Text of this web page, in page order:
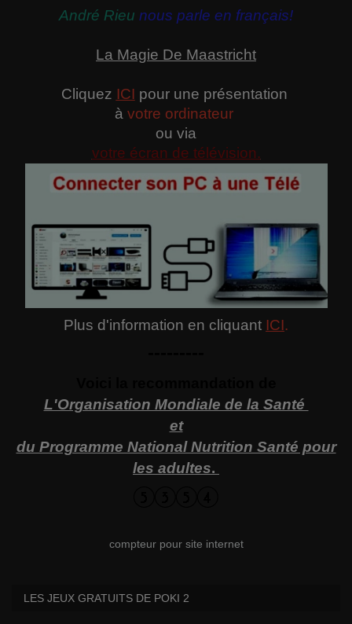
André Rieu nous parle en français!
La Magie De Maastricht
Cliquez ICI pour une présentation
à votre ordinateur
ou via
votre écran de télévision.
Plus d'information en cliquant ICI.
L'Organisation Mondiale de la Santé
et
du Programme National Nutrition Santé pour
les adultes.
compteur pour site internet
LES JEUX GRATUITS DE POKI 2